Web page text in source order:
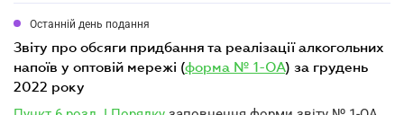
Останній день подання
звіту про обсяги придбання та реалізації алкогольних
напоїв у оптовій мережі (форма № 1-ОА) за грудень
2022 року